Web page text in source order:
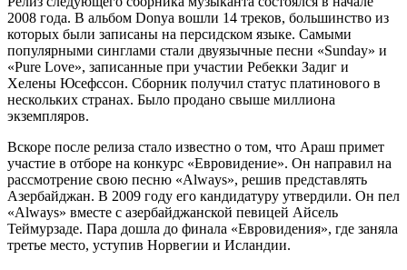
2008 года. В альбом Donya вошли 14 треков, большинство из
которых были записаны на персидском языке. Самыми
популярными синглами стали двуязычные песни «Sunday» и
«Pure Love», записанные при участии Ребекки Задиг и
Хелены Юсефссон. Сборник получил статус платинового в
нескольких странах. Было продано свыше миллиона
экземпляров.
Вскоре после релиза стало известно о том, что Араш примет
участие в отборе на конкурс «Евровидение». Он направил на
рассмотрение свою песню «Always», решив представлять
Азербайджан. В 2009 году его кандидатуру утвердили. Он пел
«Always» вместе с азербайджанской певицей Айсель
Теймурзаде. Пара дошла до финала «Евровидения», где заняла
третье место, уступив Норвегии и Исландии.